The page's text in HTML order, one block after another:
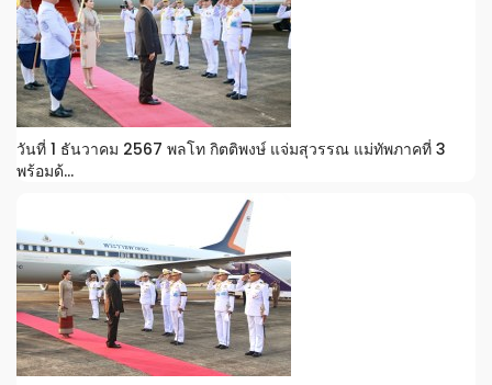
วันที่ 1 ธันวาคม 2567 พลโท กิตติพงษ์ แจ่มสุวรรณ แม่ทัพภาคที่ 3
พร้อมด้...